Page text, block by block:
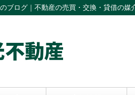
ブログ｜不動産の売買・交換・貸借の
動産